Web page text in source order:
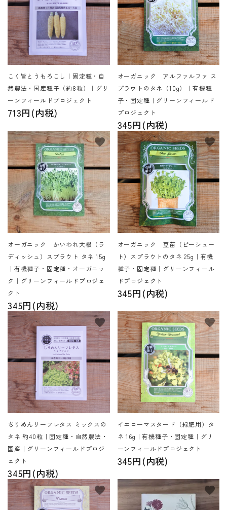
こく旨とうもろこし｜固定種・自
然農法・国産種子（約8粒）｜グリ
ーンフィールドプロジェクト
713円(内税)
オーガニック アルファルファ ス
プラウトのタネ（10g）｜有機種
子・固定種｜グリーンフィールド
プロジェクト
345円(内税)
オーガニック かいわれ大根（ラ
ディッシュ）スプラウト タネ 15g
｜有機種子・固定種・オーガニッ
ク｜グリーンフィールドプロジェ
クト
345円(内税)
favorite
オーガニック 豆苗（ピーシュー
ト）スプラウトのタネ 25g｜有機
種子・固定種｜グリーンフィール
ドプロジェクト
345円(内税)
favorite
ちりめんリーフレタス ミックスの
タネ 約40粒｜固定種・自然農法・
国産｜グリーンフィールドプロジ
ェクト
345円(内税)
favorite
イエローマスタード（緑肥用）タ
ネ 16g｜有機種子・固定種｜グリ
ーンフィールドプロジェクト
345円(内税)
favorite
favorite favorite